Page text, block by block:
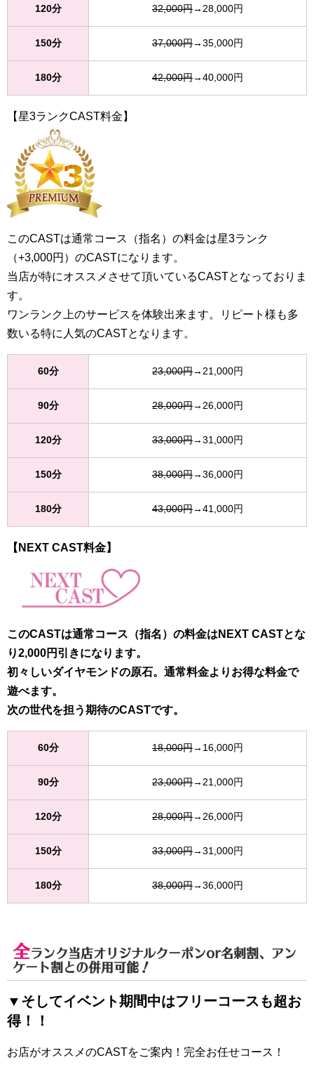
120分 32,000円→28,000円
150分 37,000円→35,000円
180分 42,000円→40,000円
【星3ランクCAST料金】
このCASTは通常コース（指名）の料金は星3ランク
（+3,000円）のCASTになります。
当店が特にオススメさせて頂いているCASTとなっておりま
す。
ワンランク上のサービスを体験出来ます。リピート様も多
数いる特に人気のCASTとなります。
60分 23,000円→21,000円
90分 28,000円→26,000円
120分 33,000円→31,000円
150分 38,000円→36,000円
180分 43,000円→41,000円
【NEXT CAST料金】
このCASTは通常コース（指名）の料金はNEXT CASTとな
り2,000円引きになります。
初々しいダイヤモンドの原石。通常料金よりお得な料金で
遊べます。
次の世代を担う期待のCASTです。
60分 18,000円→16,000円
90分 23,000円→21,000円
120分 28,000円→26,000円
150分 33,000円→31,000円
180分 38,000円→36,000円
全ランク当店オリジナルクーポンor名刺割、アン
ケート割との併用可能！
▼そしてイベント期間中はフリーコースも超お
得！！
お店がオススメのCASTをご案内！完全お任せコース！